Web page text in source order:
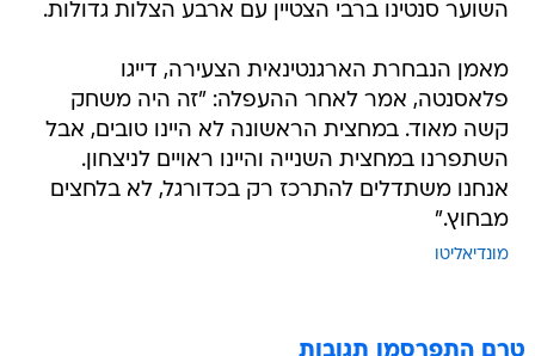
השוער סנטינו ברבי הצטיין עם ארבע הצלות גדולות.
מאמן הנבחרת הארגנטינאית הצעירה, דייגו
פלאסנטה, אמר לאחר ההעפלה: "זה היה משחק
קשה מאוד. במחצית הראשונה לא היינו טובים, אבל
השתפרנו במחצית השנייה והיינו ראויים לניצחון.
אנחנו משתדלים להתרכז רק בכדורגל, לא בלחצים
מבחוץ."
מונדיאליטו